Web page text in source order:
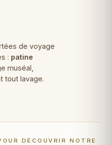
de voyage
: patine
muséal,
tout lavage.
DÉCOUVRIR NOTRE